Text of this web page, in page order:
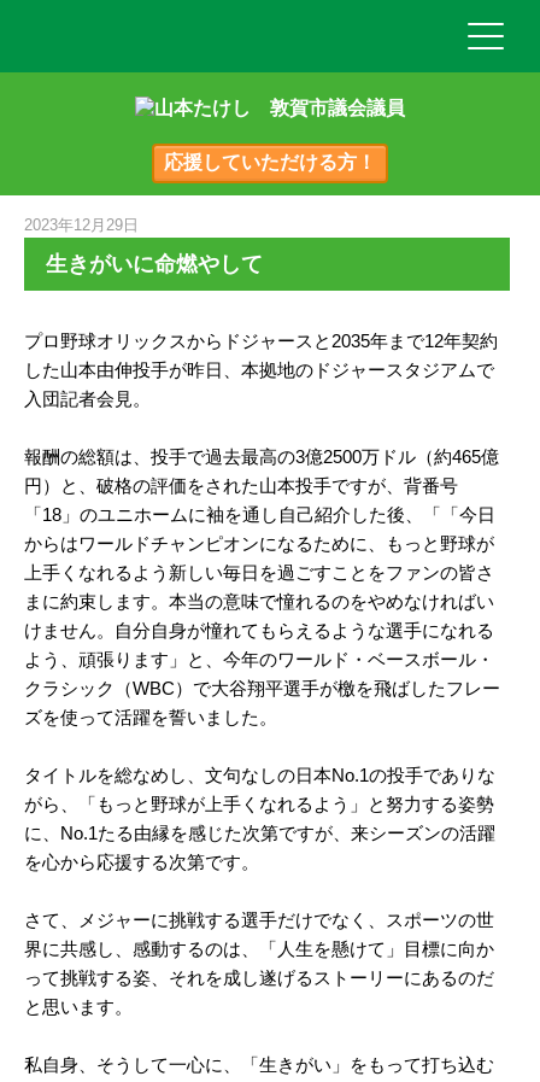
応援していただける方！
2023年12月29日
生きがいに命燃やして
プロ野球オリックスからドジャースと2035年まで12年契約
した山本由伸投手が昨日、本拠地のドジャースタジアムで
入団記者会見。
報酬の総額は、投手で過去最高の3億2500万ドル（約465億
円）と、破格の評価をされた山本投手ですが、背番号
「18」のユニホームに袖を通し自己紹介した後、「「今日
からはワールドチャンピオンになるために、もっと野球が
上手くなれるよう新しい毎日を過ごすことをファンの皆さ
まに約束します。本当の意味で憧れるのをやめなければい
けません。自分自身が憧れてもらえるような選手になれる
よう、頑張ります」と、今年のワールド・ベースボール・
クラシック（WBC）で大谷翔平選手が檄を飛ばしたフレー
ズを使って活躍を誓いました。
タイトルを総なめし、文句なしの日本No.1の投手でありな
がら、「もっと野球が上手くなれるよう」と努力する姿勢
に、No.1たる由縁を感じた次第ですが、来シーズンの活躍
を心から応援する次第です。
さて、メジャーに挑戦する選手だけでなく、スポーツの世
界に共感し、感動するのは、「人生を懸けて」目標に向か
って挑戦する姿、それを成し遂げるストーリーにあるのだ
と思います。
私自身、そうして一心に、「生きがい」をもって打ち込む